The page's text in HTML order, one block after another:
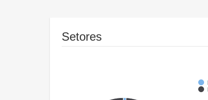
Setores